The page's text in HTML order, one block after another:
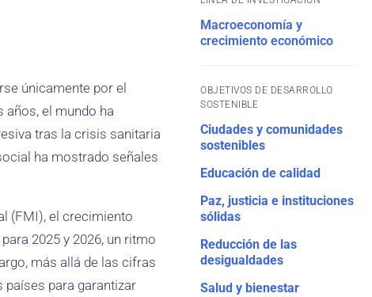
únicamente por el
el mundo ha
tras la crisis sanitaria
ha mostrado señales
(FMI), el crecimiento
2025 y 2026, un ritmo
más allá de las cifras
para garantizar
Macroeconomía y
crecimiento económico
OBJETIVOS DE DESARROLLO
SOSTENIBLE
Ciudades y comunidades
sostenibles
Educación de calidad
Paz, justicia e instituciones
sólidas
Reducción de las
desigualdades
Salud y bienestar